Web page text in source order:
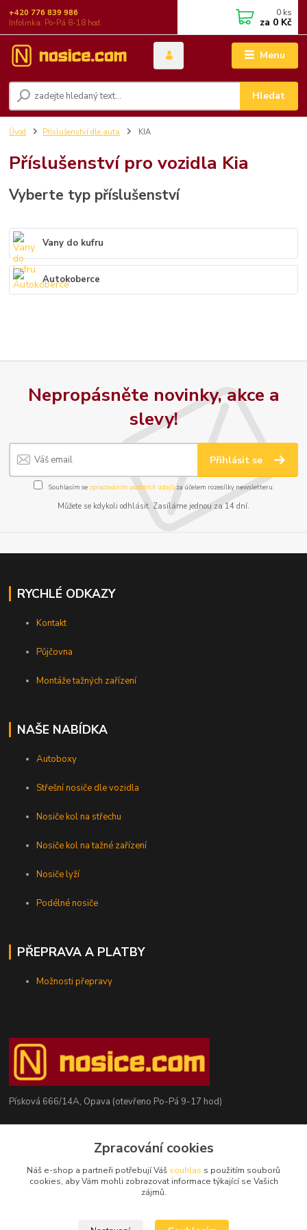
Menu
Hledat
+420 776 839 986
Infolinka: Po-Pá 8-18 hod.
0 ks
za 0 Kč
Úvod Příslušenství dle auta KIA
Příslušenství pro vozidla Kia
Vyberte typ příslušenství
Vany do kufru
Autokoberce
Nepropásněte novinky, akce a
slevy!
Přihlásit se
Souhlasím se zpracováním osobních údajůza účelem rozesílky newsletteru.
Můžete se kdykoli odhlásit. Zasíláme jednou za 14 dní.
RYCHLÉ ODKAZY
Kontakt
Půjčovna
Montáže tažných zařízení
NAŠE NABÍDKA
Autoboxy
Střešní nosiče dle vozidla
Nosiče kol na střechu
Nosiče kol na tažné zařízení
Nosiče lyží
Podélné nosiče
PŘEPRAVA A PLATBY
Možnosti přepravy
Písková 666/14A, Opava (otevřeno Po-Pá 9-17 hod)
+420 776 839 986
info@nosice.com
Zpracování cookies
Náš e-shop a partneři potřebují Váš souhlas s použitím souborů
cookies, aby Vám mohli zobrazovat informace týkající se Vašich
zájmů.